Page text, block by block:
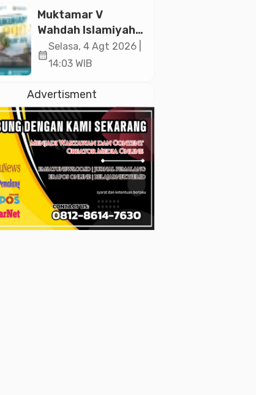
Indonesia Open
2026
Muktamar V
Wahdah Islamiyah
Akan Kukuhkan
10.000 Guru Al-
Istiqlal
calendar_month
Selasa, 4 Agt 2026 |
14:03 WIB
Advertisment